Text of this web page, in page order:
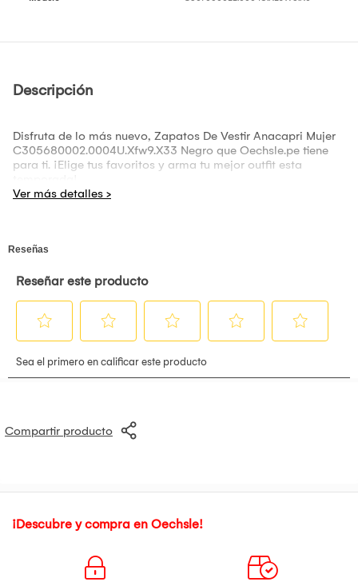
Descripción
Disfruta de lo más nuevo, Zapatos De Vestir Anacapri Mujer
C305680002.0004U.Xfw9.X33 Negro que Oechsle.pe tiene
para ti. ¡Elige tus favoritos y arma tu mejor outfit esta
Compartir producto
¡Descubre y compra en Oechsle!